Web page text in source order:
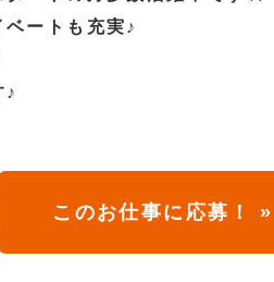
ベートも充実♪
このお仕事に応募！ »